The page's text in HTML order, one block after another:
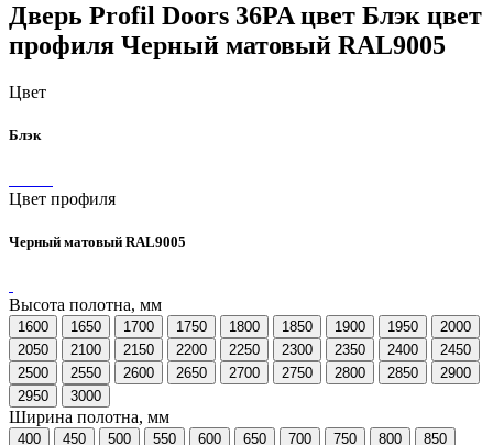
Дверь Profil Doors 36PA цвет Блэк цвет
профиля Черный матовый RAL9005
Цвет
Блэк
Цвет профиля
Черный матовый RAL9005
Высота полотна, мм
1600 1650 1700 1750 1800 1850 1900 1950
2000
2050
2100 2150 2200 2250 2300 2350 2400
2450
2500
2550 2600 2650 2700 2750 2800 2850
2900
2950
3000
Ширина полотна, мм
400 450 500 550 600 650 700 750 800 850